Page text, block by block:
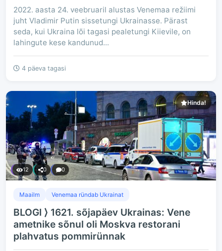
2022. aasta 24. veebruaril alustas Venemaa režiimi
juht Vladimir Putin sissetungi Ukrainasse. Pärast
seda, kui Ukraina lõi tagasi pealetungi Kiievile, on
lahingute kese kandunud...
4 päeva tagasi
Hinda!
12 0 0
Maailm Venemaa ründab Ukrainat
BLOGI ⟩ 1621. sõjapäev Ukrainas: Vene
ametnike sõnul oli Moskva restorani
plahvatus pommirünnak